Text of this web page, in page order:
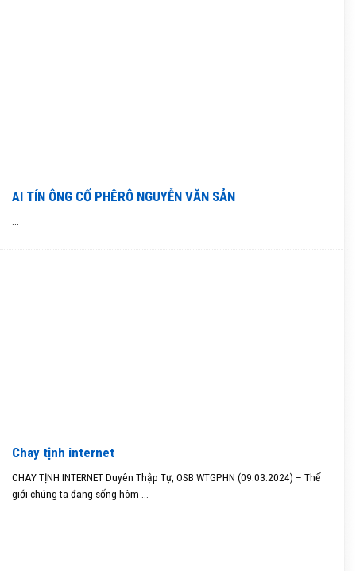
AI TÍN ÔNG CỐ PHÊRÔ NGUYỄN VĂN SẢN
Chay tịnh internet
CHAY TỊNH INTERNET Duyên Thập Tự, OSB WTGPHN (09.03.2024) – Thế
giới chúng ta đang sống hôm ...